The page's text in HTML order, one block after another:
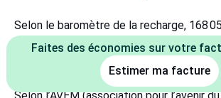
Selon le baromètre de la recharge, 168
ouverts au public au 30 avril 2025. C’est
, soit plus de 38 000
Faites des économies sur votre
Estimer ma facture